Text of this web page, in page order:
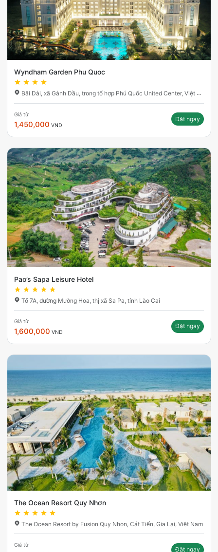
Wyndham Garden Phu Quoc
Bãi Dài, xã Gành Dầu, trong tổ hợp Phú Quốc United Center, Việt Nam
Giá từ
1,450,000 VND
Đặt ngay
Pao’s Sapa Leisure Hotel
Tổ 7A, đường Mường Hoa, thị xã Sa Pa, tỉnh Lào Cai
Giá từ
1,600,000 VND
Đặt ngay
The Ocean Resort Quy Nhơn
The Ocean Resort by Fusion Quy Nhon, Cát Tiến, Gia Lai, Việt Nam
Giá từ
Đặt ngay